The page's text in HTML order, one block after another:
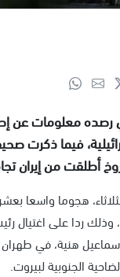
رصده معلومات عن
فيما ذكرت
هجوما واسعا
، وذلك ردا على اغتيال
هنية، في
الجنوبية لبيروت.